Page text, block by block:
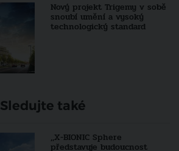
Nový projekt Trigemy v sobě
snoubí umění a vysoký
technologický standard
Sledujte také
,,X-BIONIC Sphere
představuje budoucnost